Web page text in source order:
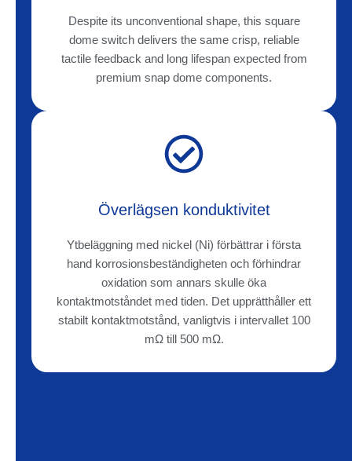
Despite its unconventional shape, this square
dome switch delivers the same crisp, reliable
tactile feedback and long lifespan expected from
premium snap dome components.
Överlägsen konduktivitet
Ytbeläggning med nickel (Ni) förbättrar i första
hand korrosionsbeständigheten och förhindrar
oxidation som annars skulle öka
kontaktmotståndet med tiden. Det upprätthåller ett
stabilt kontaktmotstånd, vanligtvis i intervallet 100
mΩ till 500 mΩ.